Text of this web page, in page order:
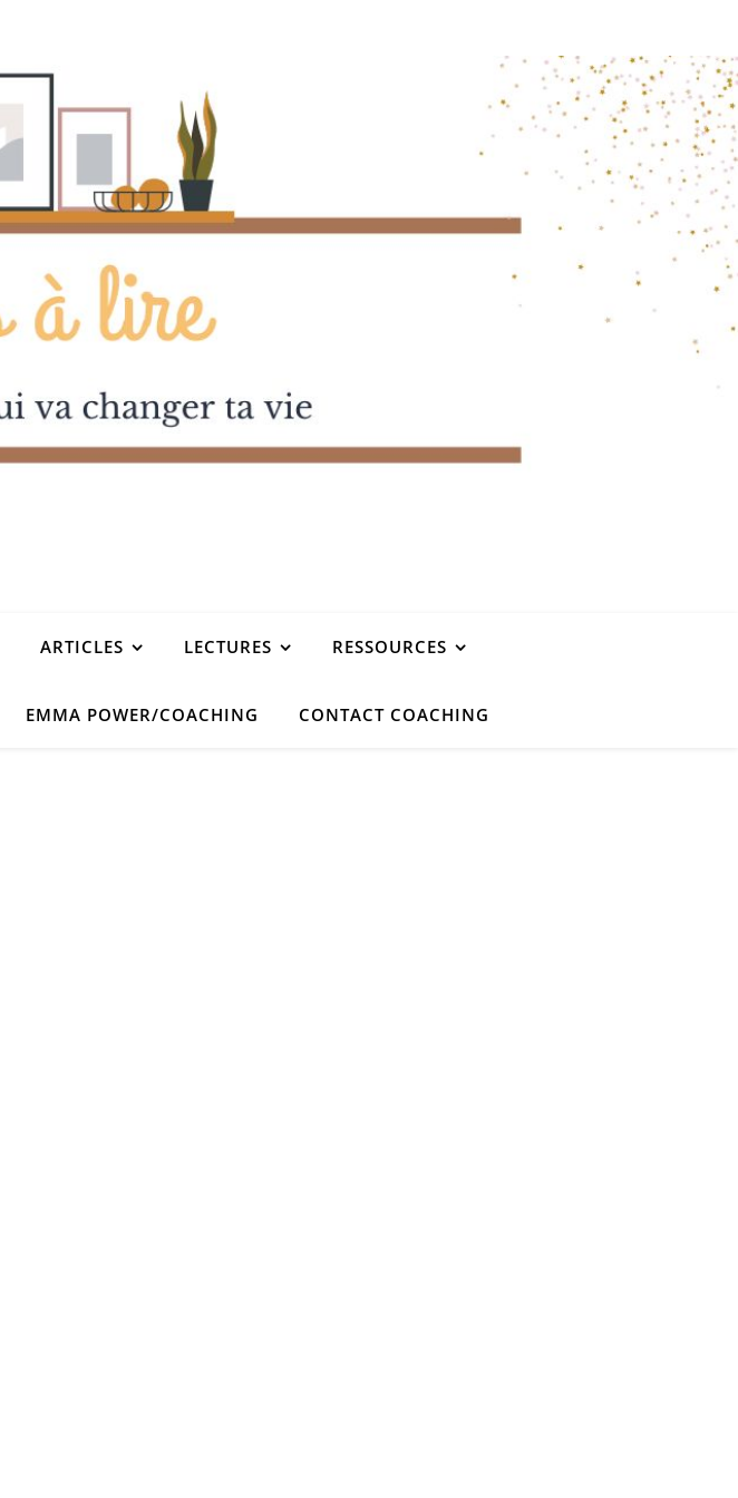
ARTICLES LECTURES RESSOURCES
EMMA POWER/COACHING CONTACT COACHING